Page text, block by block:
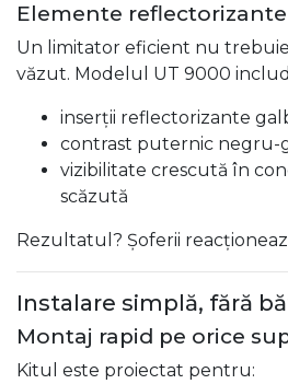
Elemente
Un limitator eficient nu trebuie
văzut. Modelul UT 9000
inserții reflectorizante
contrast puternic negru-
vizibilitate crescută în
scăzută
Rezultatul? Șoferii
Instalare simplă, fără
Montaj rapid pe orice
Kitul este proiectat pentru: